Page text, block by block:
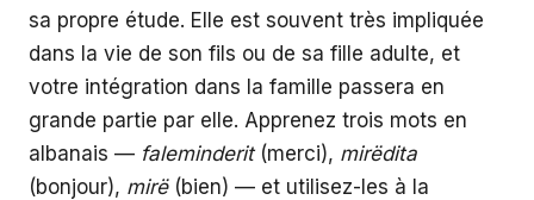
sa propre étude. Elle est souvent très impliquée
dans la vie de son fils ou de sa fille adulte, et
votre intégration dans la famille passera en
grande partie par elle. Apprenez trois mots en
albanais — faleminderit(merci), mirëdita
(bonjour), mirë(bien) — et utilisez-les à la